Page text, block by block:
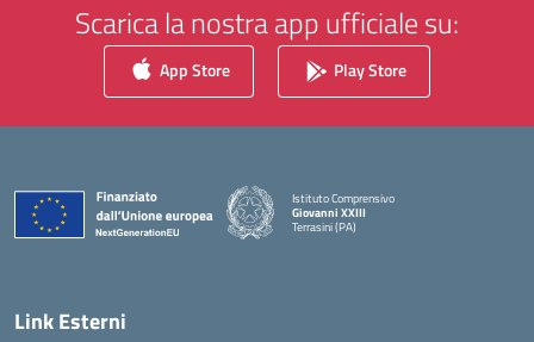
Scarica la nostra app ufficiale su:
App Store Play Store
Istituto Comprensivo
Giovanni XXIII
Terrasini (PA)
Link Esterni